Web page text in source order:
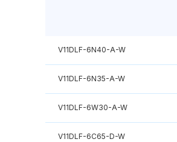
V11DLF-6N40-A-W
V11DLF-6N35-A-W
V11DLF-6W30-A-W
V11DLF-6C65-D-W